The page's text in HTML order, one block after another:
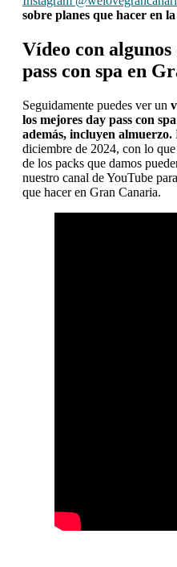
sobre planes que hacer en la
Vídeo con
pass con spa en
Seguidamente puedes ver un
los mejores day pass con
además, incluyen almuerzo.
diciembre de 2024, con lo
de los packs que damos
nuestro canal de YouTube
que hacer en Gran Canaria.